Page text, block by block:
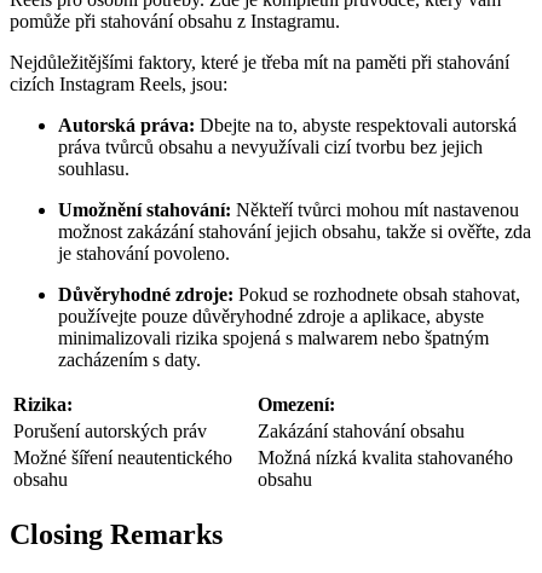
pomůže při stahování obsahu z Instagramu.
Nejdůležitějšími faktory, které je třeba mít na paměti při stahování
cizích Instagram Reels, jsou:
Autorská práva: Dbejte na to, abyste respektovali autorská
práva tvůrců obsahu a nevyužívali cizí tvorbu bez jejich
souhlasu.
Umožnění stahování: Někteří tvůrci mohou mít nastavenou
možnost zakázání stahování jejich obsahu, takže si ověřte, zda
je stahování povoleno.
Důvěryhodné zdroje: Pokud se rozhodnete obsah stahovat,
používejte pouze důvěryhodné zdroje a aplikace, abyste
minimalizovali rizika spojená s malwarem nebo špatným
zacházením s daty.
Rizika:
Omezení:
Porušení autorských práv
Zakázání stahování obsahu
Možné šíření neautentického
obsahu
Možná nízká kvalita stahovaného
obsahu
Closing Remarks